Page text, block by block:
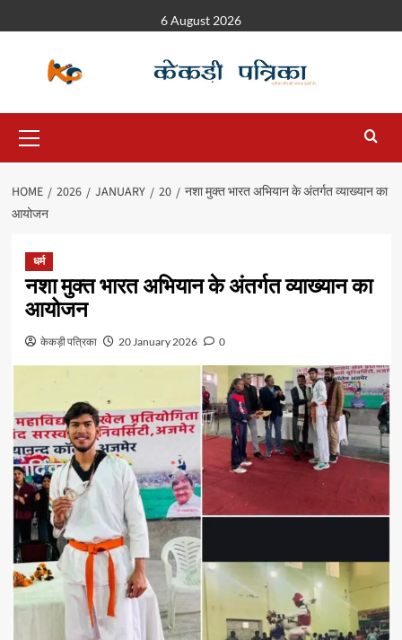
6 August 2026
HOME 2026 JANUARY 20
नशा मुक्त भारत अभियान के अंतर्गत व्याख्यान का
आयोजन
धर्म
नशा मुक्त भारत अभियान के अंतर्गत व्याख्यान का
आयोजन
केकड़ी पत्रिका 20 January 2026 0